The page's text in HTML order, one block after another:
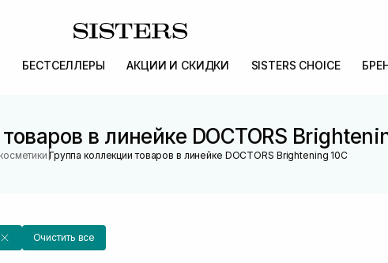
БЕСТСЕЛЛЕРЫ АКЦИИ И СКИДКИ SISTERS CHOICE
в линейке DOCTORS
|Группа коллекции товаров в линейке DOCTORS Brightening 10C
Очистить все